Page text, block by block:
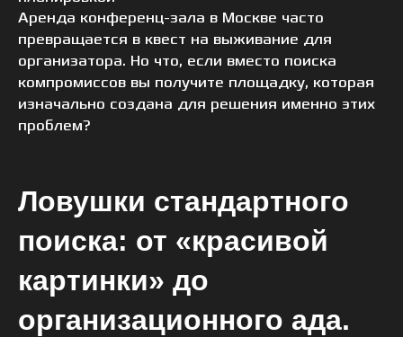
Аренда конференц-зала в Москве часто
превращается в квест на выживание для
организатора. Но что, если вместо поиска
компромиссов вы получите площадку, которая
изначально создана для решения именно этих
проблем?
Ловушки стандартного
поиска: от «красивой
картинки» до
организационного ада.